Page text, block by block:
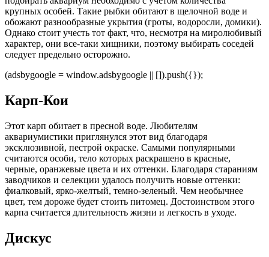
крупных особей. Такие рыбки обитают в щелочной воде и
обожают разнообразные укрытия (гроты, водоросли, домики).
Однако стоит учесть тот факт, что, несмотря на миролюбивый
характер, они все-таки хищники, поэтому выбирать соседей
следует предельно осторожно.
(adsbygoogle = window.adsbygoogle || []).push({});
Карп-Кои
Этот карп обитает в пресной воде. Любителям
аквариумистики приглянулся этот вид благодаря
эксклюзивной, пестрой окраске. Самыми популярными
считаются особи, тело которых раскрашено в красные,
черные, оранжевые цвета и их оттенки. Благодаря стараниям
заводчиков и селекции удалось получить новые оттенки:
фиалковый, ярко-желтый, темно-зеленый. Чем необычнее
цвет, тем дороже будет стоить питомец. Достоинством этого
карпа считается длительность жизни и легкость в уходе.
Дискус